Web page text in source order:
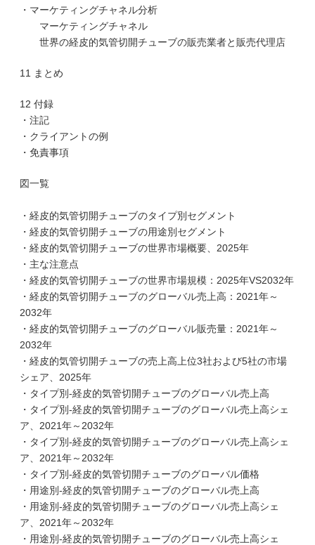
・マーケティングチャネル分析
マーケティングチャネル
世界の経皮的気管切開チューブの販売業者と販売代理店
11 まとめ
12 付録
・注記
・クライアントの例
・免責事項
図一覧
・経皮的気管切開チューブのタイプ別セグメント
・経皮的気管切開チューブの用途別セグメント
・経皮的気管切開チューブの世界市場概要、2025年
・主な注意点
・経皮的気管切開チューブの世界市場規模：2025年VS2032年
・経皮的気管切開チューブのグローバル売上高：2021年～
2032年
・経皮的気管切開チューブのグローバル販売量：2021年～
2032年
・経皮的気管切開チューブの売上高上位3社および5社の市場
シェア、2025年
・タイプ別-経皮的気管切開チューブのグローバル売上高
・タイプ別-経皮的気管切開チューブのグローバル売上高シェ
ア、2021年～2032年
・タイプ別-経皮的気管切開チューブのグローバル売上高シェ
ア、2021年～2032年
・タイプ別-経皮的気管切開チューブのグローバル価格
・用途別-経皮的気管切開チューブのグローバル売上高
・用途別-経皮的気管切開チューブのグローバル売上高シェ
ア、2021年～2032年
・用途別-経皮的気管切開チューブのグローバル売上高シェ